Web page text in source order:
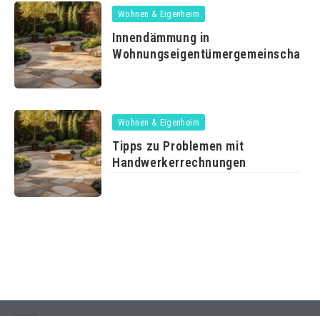
Wohnen & Eigenheim
Innendämmung in
Wohnen & Eigenheim
Tipps zu Problemen mit
Handwerkerrechnungen